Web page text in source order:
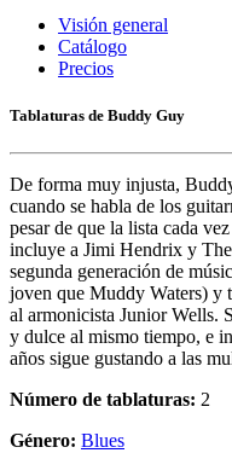
Visión general
Catálogo
Precios
Tablaturas de Buddy Guy
De forma muy injusta,
cuando se habla de los
pesar de que la lista cada
incluye a Jimi Hendrix y
segunda generación de
joven que Muddy Waters) y
al armonicista Junior Wells.
y dulce al mismo tiempo, e
años sigue gustando a las
Número de tablaturas: 2
Género: Blues